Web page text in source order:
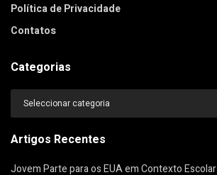
Política de Privacidade
Contatos
Categorias
Categorias
Artigos Recentes
Jovem Parte para os EUA em Contexto Escolar